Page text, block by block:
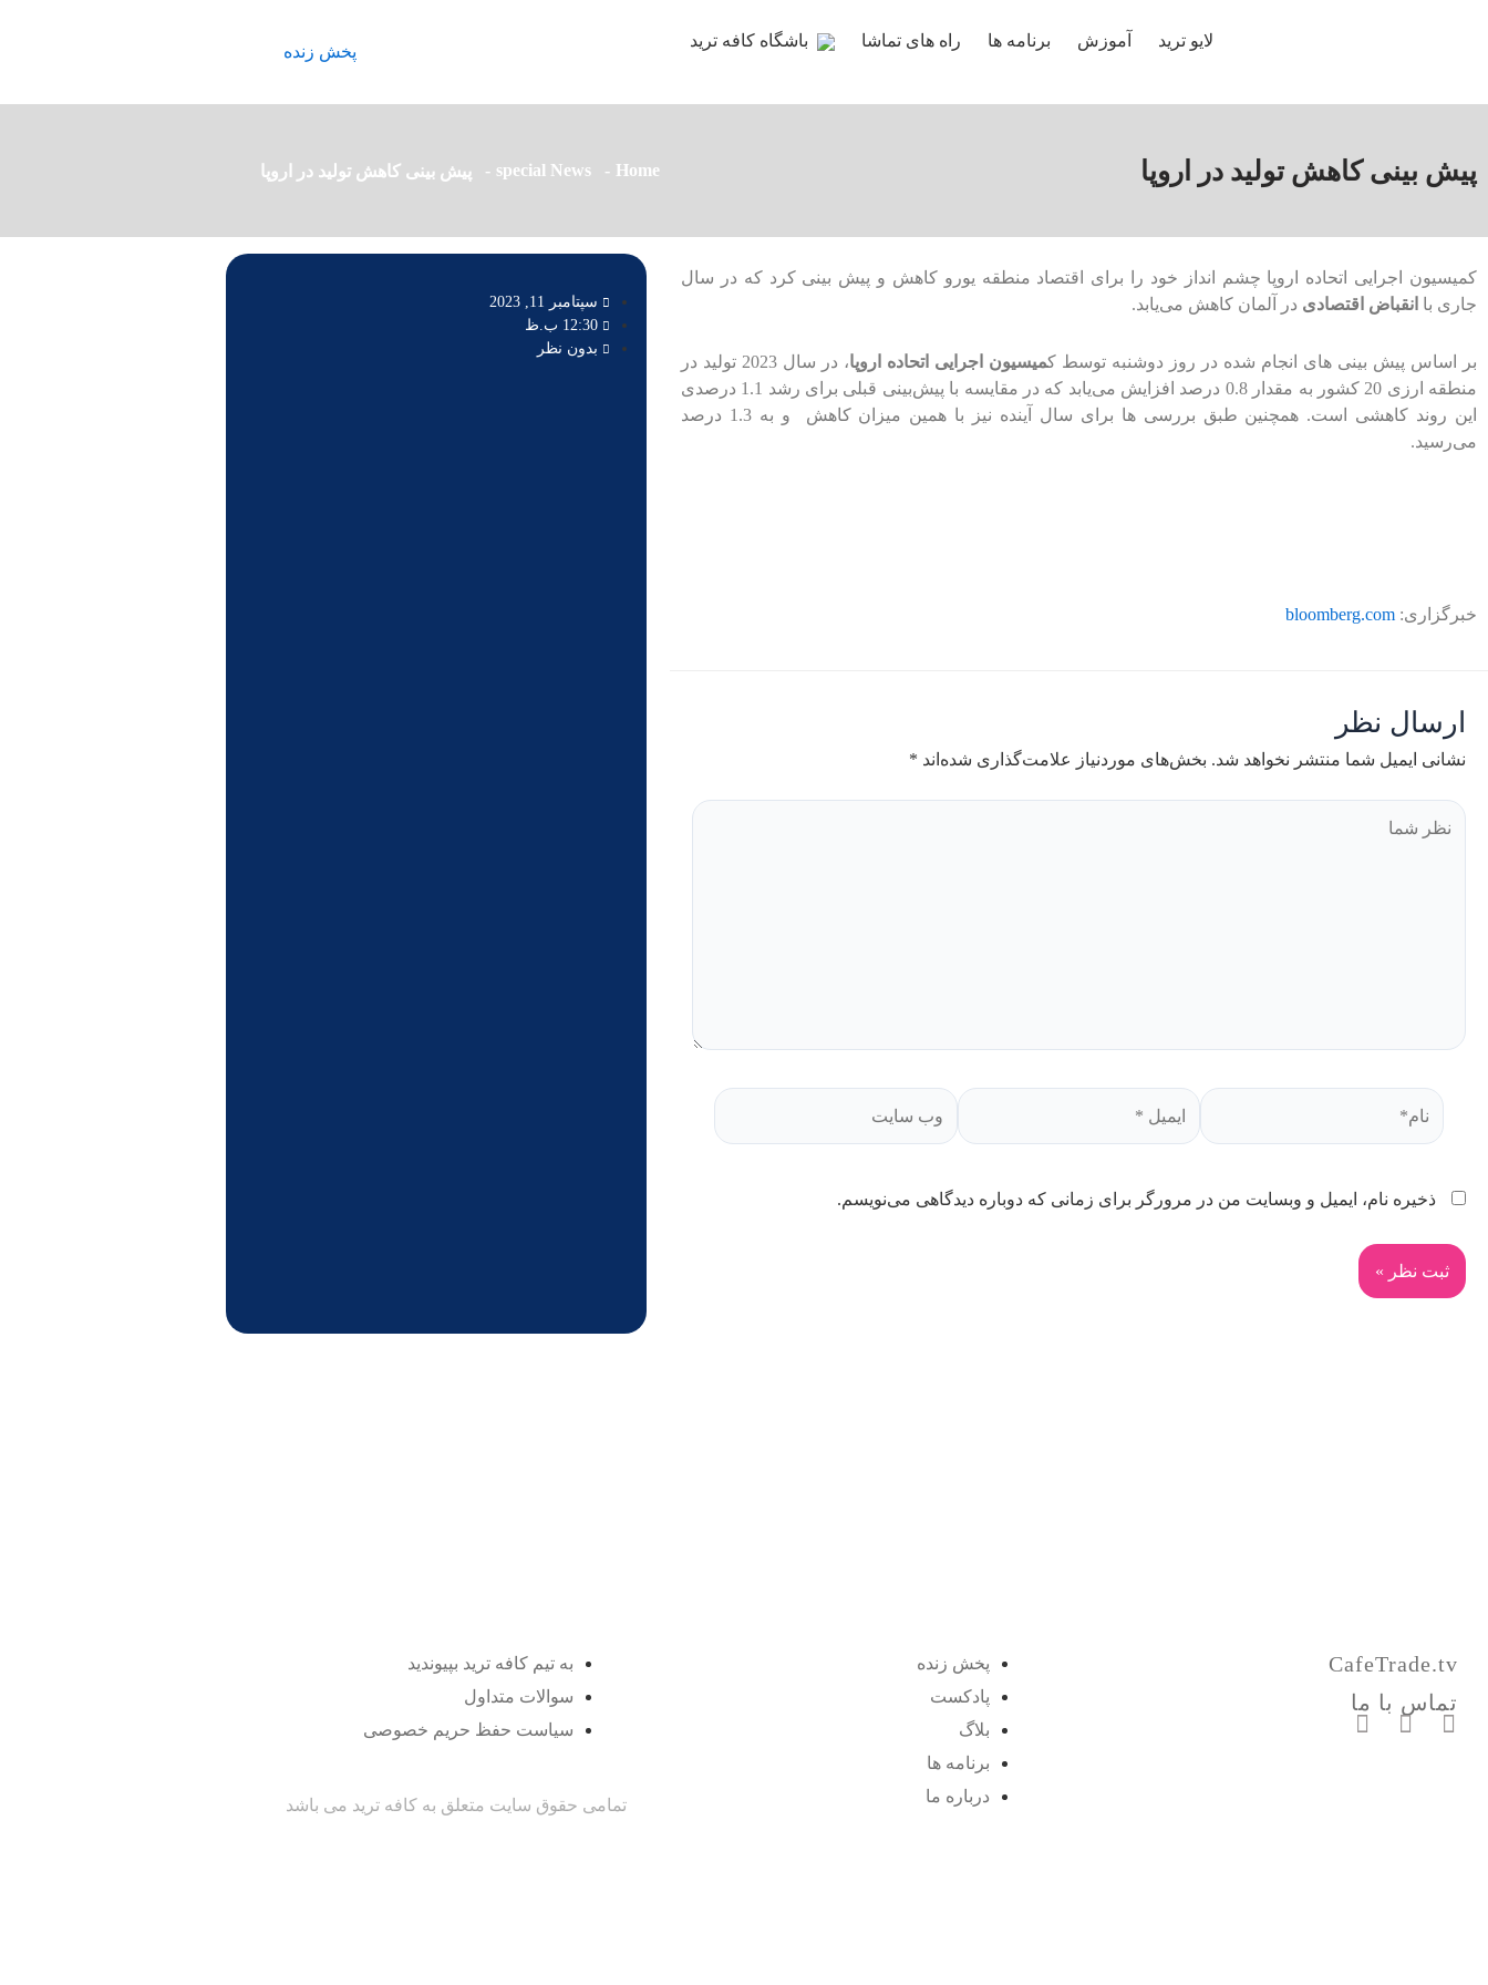
لایو ترید آموزش برنامه ها راه های تماشا باشگاه کافه ترید
پخش زنده
پیش بینی کاهش تولید در اروپا Home
special News پیش بینی کاهش تولید در اروپا
کمیسیون اجرایی اتحاده اروپا چشم انداز خود را برای اقتصاد منطقه یورو کاهش و پیش بینی کرد که در سال
جاری با انقباض اقتصادی در آلمان کاهش می‌یابد.
بر اساس پیش بینی های انجام شده در روز دوشنبه توسط کمیسیون اجرایی اتحاده اروپا
، در سال 2023 تولید در
منطقه ارزی 20 کشور به مقدار 0.8 درصد افزایش می‌یابد که در مقایسه با پیش‌بینی قبلی برای رشد 1.1 درصدی
این روند کاهشی است. همچنین طبق بررسی ها برای سال آینده نیز با همین میزان کاهش و به 1.3 درصد
می‌رسید.
خبرگزاری: bloomberg.com
ارسال نظر
نشانی ایمیل شما منتشر نخواهد شد. بخش‌های موردنیاز علامت‌گذاری شده‌اند *
ذخیره نام، ایمیل و وبسایت من در مرورگر برای زمانی که دوباره دیدگاهی می‌نویسم.
سپتامبر 11, 2023
12:30 ب.ظ
بدون نظر
CafeTrade.tv
تماس با ما
پخش زنده
پادکست
بلاگ
برنامه ها
درباره ما
به تیم کافه ترید بپیوندید
سوالات متداول
سیاست حفظ حریم خصوصی
تمامی حقوق سایت متعلق به کافه ترید می باشد